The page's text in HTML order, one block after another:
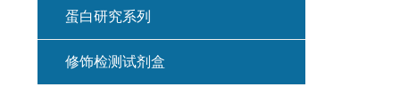
蛋白研究系列
修饰检测试剂盒